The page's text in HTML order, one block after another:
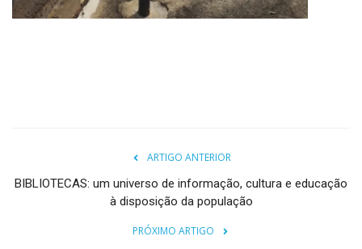
ARTIGO ANTERIOR
BIBLIOTECAS: um universo de informação, cultura e educação
à disposição da população
PRÓXIMO ARTIGO